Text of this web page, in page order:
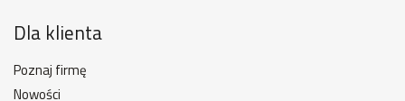
Dla klienta
Poznaj firmę
Nowości